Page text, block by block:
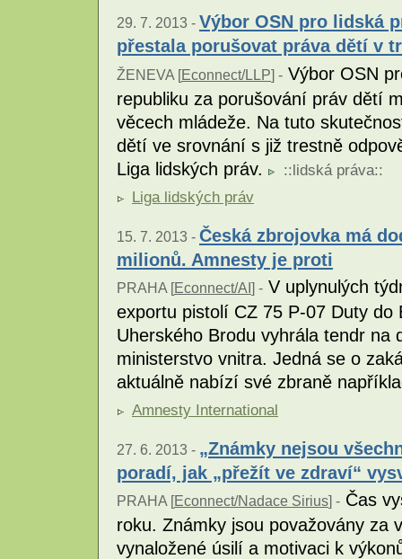
29. 7. 2013 - Výbor OSN pro lidská
přestala porušovat práva dětí v
ŽENEVA [Econnect/LLP] - Výbor OSN
republiku za porušování práv dětí
věcech mládeže. Na tuto
dětí ve srovnání s již trestně
Liga lidských práv.
::lidská práva::
Liga lidských práv
15. 7. 2013 - Česká zbrojovka má
milionů. Amnesty je proti
PRAHA [Econnect/AI ] - V uplynulých
exportu pistolí CZ 75 P-07 Duty do
Uherského Brodu vyhrála tendr na
ministerstvo vnitra. Jedná se o
aktuálně nabízí své zbraně
Amnesty International
27. 6. 2013 - „Známky nejsou
poradí, jak „přežít ve zdraví“
PRAHA [Econnect/Nadace Sirius] - Čas
roku. Známky jsou považovány za
vynaložené úsilí a motivaci k